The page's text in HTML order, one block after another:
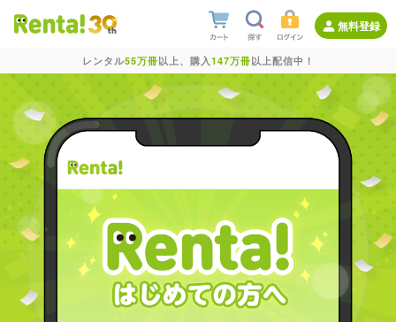
無料登録
レンタル55万冊以上、購入147万冊以上配信中！